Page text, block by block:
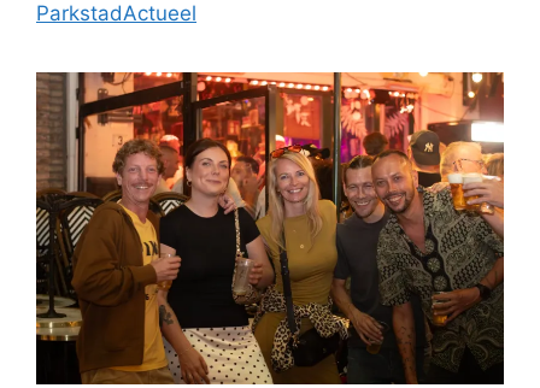
ParkstadActueel